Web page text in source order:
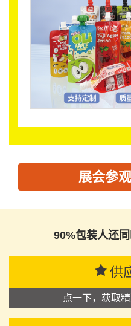
展会参
90%包装人还
供
点一下，获取